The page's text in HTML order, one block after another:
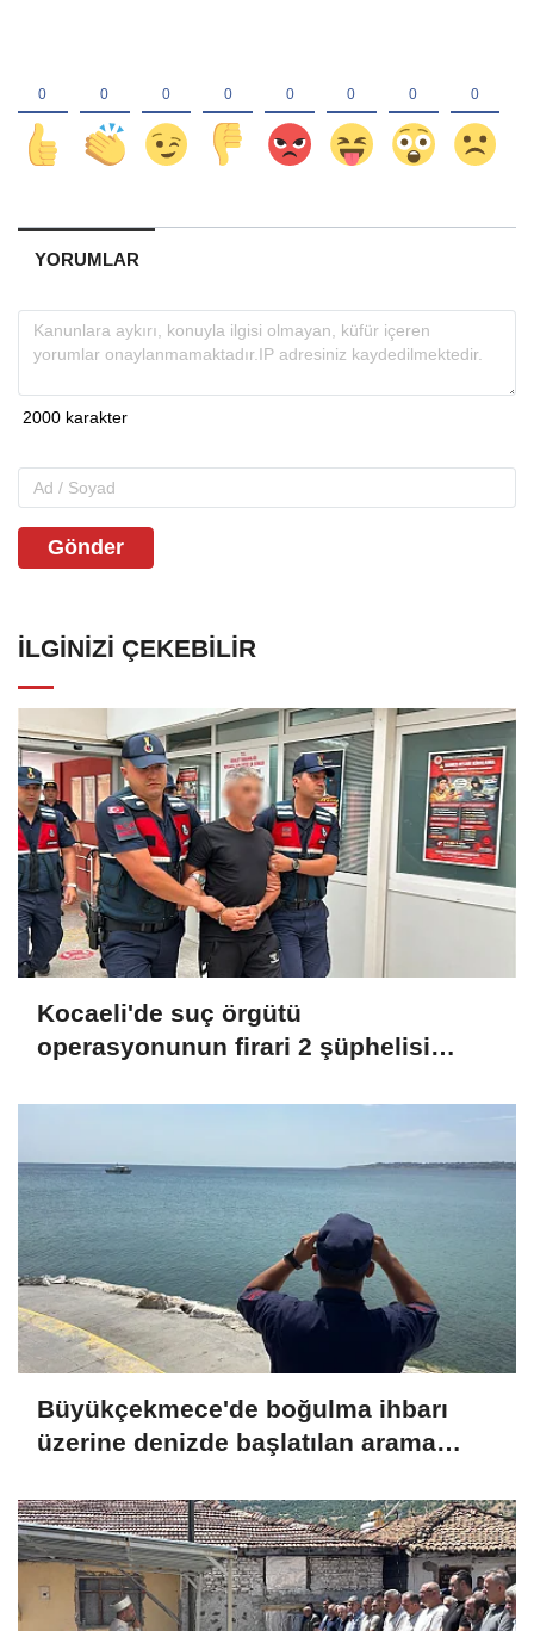
YORUMLAR
Gönder
İLGINIZI ÇEKEBILIR
Kocaeli'de suç örgütü
operasyonunun firari 2 şüphelisi
Büyükçekmece'de boğulma ihbarı
üzerine denizde başlatılan arama